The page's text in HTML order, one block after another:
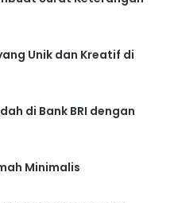
Unik dan Kreatif di
di Bank BRI dengan
Minimalis